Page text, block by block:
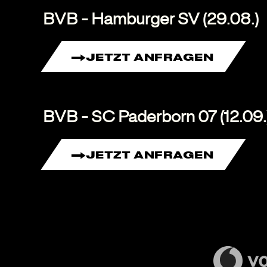
BVB - Hamburger SV (29.08.)
JETZT ANFRAGEN
BVB - SC Paderborn 07
JETZT ANFRAGEN